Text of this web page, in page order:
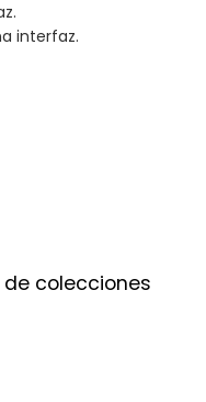
interfaz.
de colecciones